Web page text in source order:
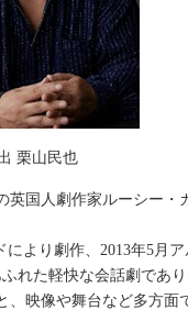
栗山民也
国人劇作家ルーシー・
より劇作、2013年5月
れた軽快な会話劇であ
映像や舞台など多方面